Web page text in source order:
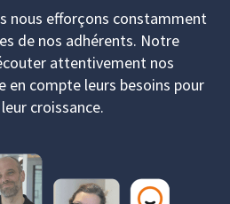
nous efforçons constamment
de nos adhérents. Notre
attentivement nos
en compte leurs besoins pour
croissance.